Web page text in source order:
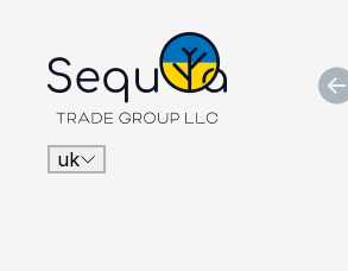
uk